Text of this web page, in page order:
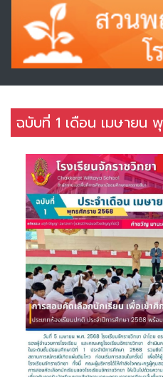
ฉบับที่ 1 เดือน เมษายน